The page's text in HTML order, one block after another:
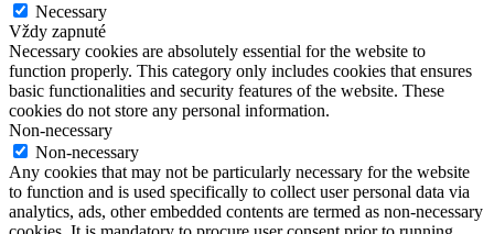
Necessary
Vždy zapnuté
Necessary cookies are absolutely essential for the website to
function properly. This category only includes cookies that ensures
basic functionalities and security features of the website. These
cookies do not store any personal information.
Non-necessary
Non-necessary
Any cookies that may not be particularly necessary for the website
to function and is used specifically to collect user personal data via
analytics, ads, other embedded contents are termed as non-necessary